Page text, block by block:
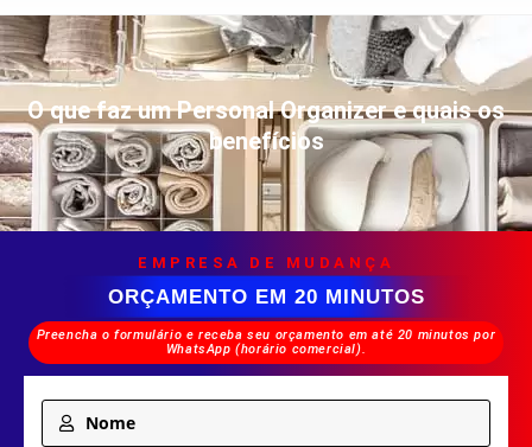
O que faz um Personal Organizer e quais os
benefícios
EMPRESA DE MUDANÇA
ORÇAMENTO EM 20 MINUTOS
Preencha o formulário e receba seu orçamento em até 20 minutos por
WhatsApp (horário comercial).
Nome